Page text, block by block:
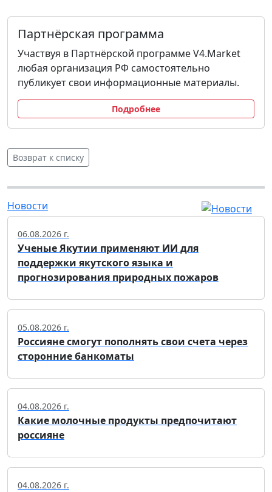
Партнёрская программа
Участвуя в Партнёрской программе V4.Market
любая организация РФ самостоятельно
публикует свои информационные материалы.
Подробнее
Возврат к списку
Новости
06.08.2026 г.
Ученые Якутии применяют ИИ для
поддержки якутского языка и
прогнозирования природных пожаров
05.08.2026 г.
Россияне смогут пополнять свои счета через
сторонние банкоматы
04.08.2026 г.
Какие молочные продукты предпочитают
россияне
04.08.2026 г.